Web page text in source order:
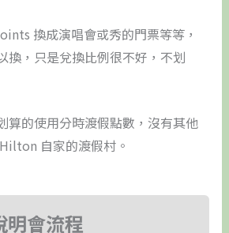
換成演唱會或秀的門票等等，
換，只是兌換比例很不好，不划
算的使用分時渡假點數，沒有其他
自家的渡假村。
明會流程